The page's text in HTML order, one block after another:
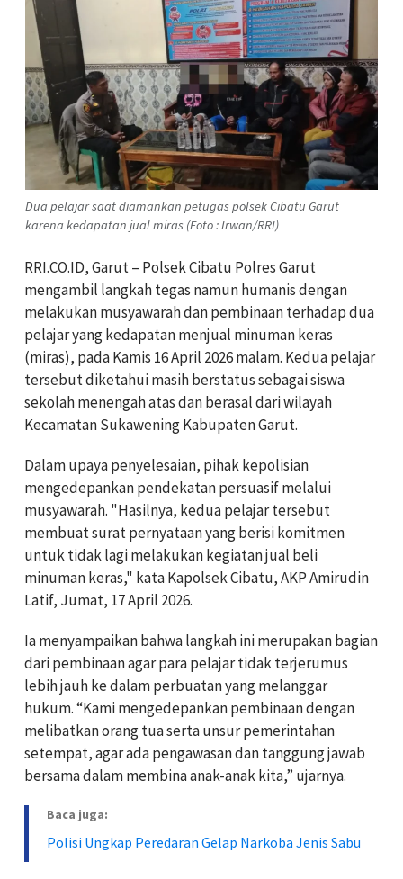
Dua pelajar saat diamankan petugas polsek Cibatu Garut
karena kedapatan jual miras (Foto : Irwan/RRI)
RRI.CO.ID, Garut – Polsek Cibatu Polres Garut
mengambil langkah tegas namun humanis dengan
melakukan musyawarah dan pembinaan terhadap dua
pelajar yang kedapatan menjual minuman keras
(miras), pada Kamis 16 April 2026 malam. Kedua pelajar
tersebut diketahui masih berstatus sebagai siswa
sekolah menengah atas dan berasal dari wilayah
Kecamatan Sukawening Kabupaten Garut.
Dalam upaya penyelesaian, pihak kepolisian
mengedepankan pendekatan persuasif melalui
musyawarah. "Hasilnya, kedua pelajar tersebut
membuat surat pernyataan yang berisi komitmen
untuk tidak lagi melakukan kegiatan jual beli
minuman keras," kata Kapolsek Cibatu, AKP Amirudin
Latif, Jumat, 17 April 2026.
Ia menyampaikan bahwa langkah ini merupakan bagian
dari pembinaan agar para pelajar tidak terjerumus
lebih jauh ke dalam perbuatan yang melanggar
hukum. “Kami mengedepankan pembinaan dengan
melibatkan orang tua serta unsur pemerintahan
setempat, agar ada pengawasan dan tanggung jawab
bersama dalam membina anak-anak kita,” ujarnya.
Baca juga:
Polisi Ungkap Peredaran Gelap Narkoba Jenis Sabu